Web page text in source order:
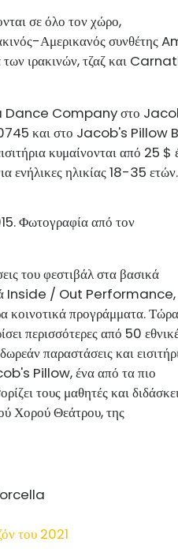
σε όλο τον χώρο,
Αμερικανός συνθέτης
των ιρακινών, τζαζ και
Dance Company στο
και στο Jacob's Pillow
κυμαίνονται από 25 $
ενήλικες ηλικίας 18-35 ετών.
Φωτογραφία από τον
του φεστιβάλ στα βασικά
Inside / Out Performance,
κοινοτικά προγράμματα. Τώρα
περισσότερες από 50
παραστάσεις και
Pillow, ένα από τα πιο
τους μαθητές και
Χορού Θεάτρου, της
του 2021